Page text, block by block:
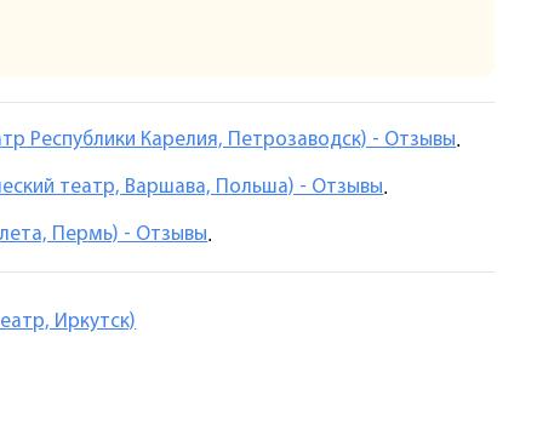
Республики Карелия, Петрозаводск) - Отзывы.
театр, Варшава, Польша) - Отзывы.
Пермь) - Отзывы.
Иркутск)